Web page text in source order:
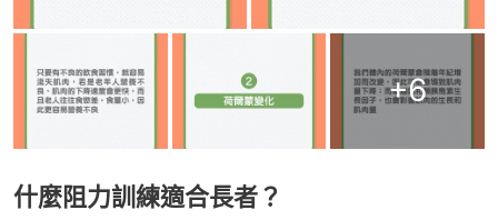
+6
什麼阻力訓練適合長者？